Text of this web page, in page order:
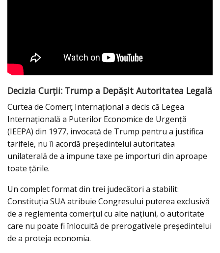
Decizia Curții: Trump a Depășit Autoritatea Legală
Curtea de Comerț Internațional a decis că Legea
Internațională a Puterilor Economice de Urgență
(IEEPA) din 1977, invocată de Trump pentru a justifica
tarifele, nu îi acordă președintelui autoritatea
unilaterală de a impune taxe pe importuri din aproape
toate țările.
Un complet format din trei judecători a stabilit:
Constituția SUA atribuie Congresului puterea exclusivă
de a reglementa comerțul cu alte națiuni, o autoritate
care nu poate fi înlocuită de prerogativele președintelui
de a proteja economia.